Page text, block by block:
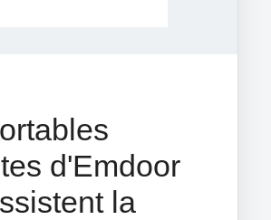
d'Emdoor
la